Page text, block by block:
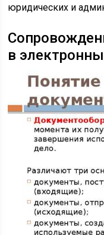
юридических и
в